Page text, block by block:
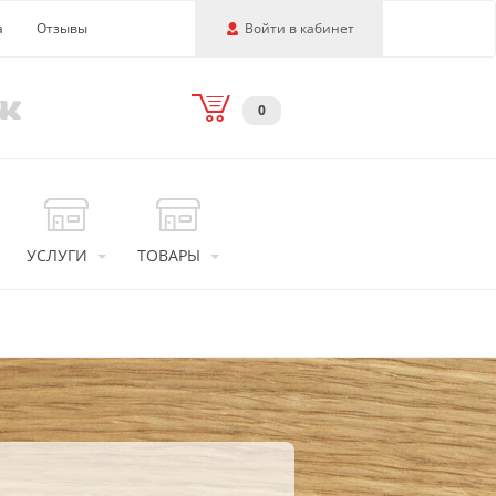
Отзывы Войти в кабинет
0
УСЛУГИ ТОВАРЫ